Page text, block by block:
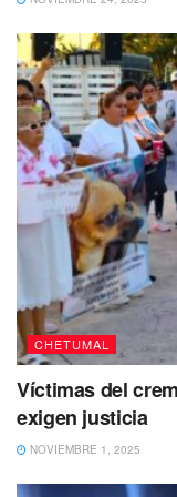
ya que al igual que
zona norte también
dichos
sería que
estado.
También
presunta
CHETUMAL
Víctimas del
exigen justicia
NOVIEMBRE 1, 2025